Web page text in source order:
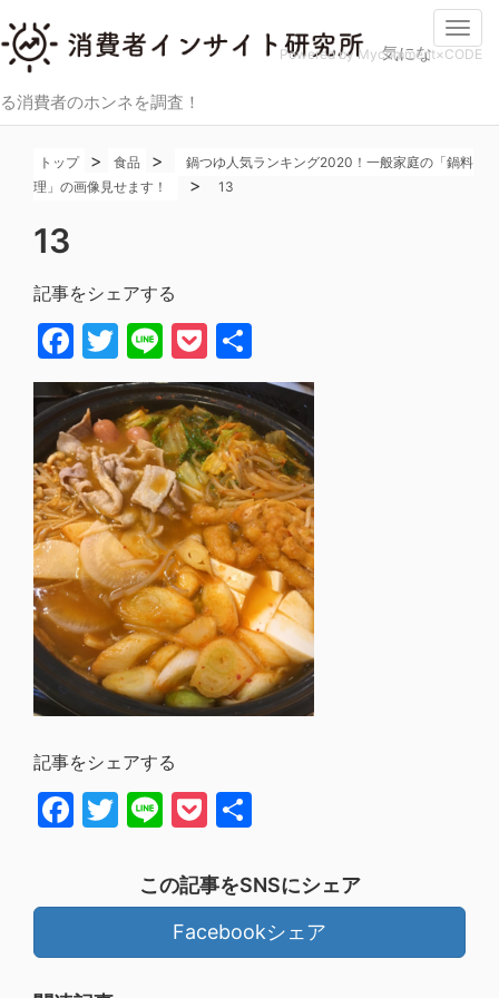
気にな
る消費者のホンネを調査！
Powered by Mycomment×CODE
トップ > 食品 >
鍋つゆ人気ランキング2020！一般家庭の「鍋料
理」の画像見せます！
> 13
13
記事をシェアする
Facebook
Twitter
LinePocket
有
記事をシェアする
Facebook
Twitter
LinePocket
この記事をSNSにシェア
Facebookシェア